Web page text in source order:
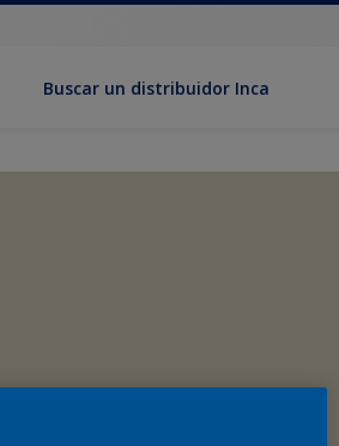
Buscar un distribuidor Inca